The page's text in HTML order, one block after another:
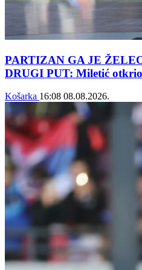
PARTIZAN GA JE
DRUGI PUT: Miletić
Košarka 16:08 08.08.2026.